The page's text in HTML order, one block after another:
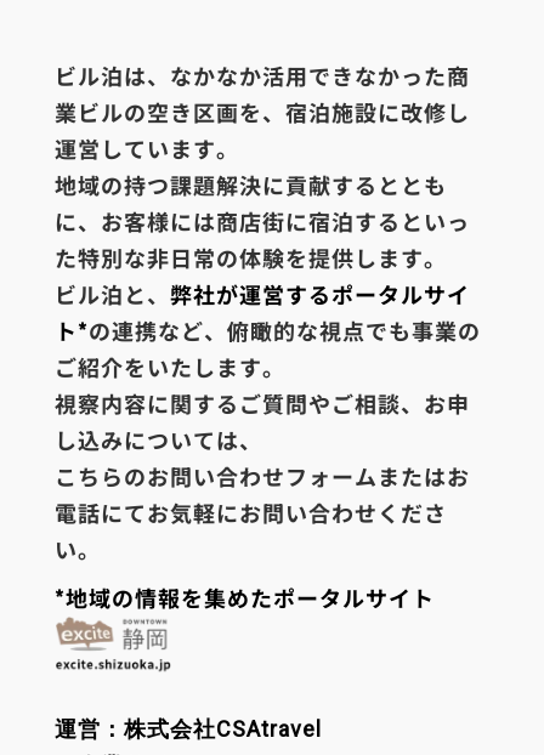
ビル泊は、なかなか活用できなかった商
業ビルの空き区画を、宿泊施設に改修し
運営しています。
地域の持つ課題解決に貢献するととも
に、お客様には商店街に宿泊するといっ
た特別な非日常の体験を提供します。
ビル泊と、 弊社が運営するポータルサイ
ト*の連携など、俯瞰的な視点でも事業の
ご紹介をいたします。
視察内容に関するご質問やご相談、お申
し込みについては、
こちらのお問い合わせフォームまたはお
電話にてお気軽にお問い合わせくださ
い。
*地域の情報を集めたポータルサイト
運営：株式会社CSAtravel